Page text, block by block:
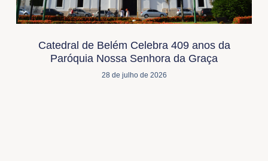
Catedral de Belém Celebra 409 anos da
Paróquia Nossa Senhora da Graça
28 de julho de 2026